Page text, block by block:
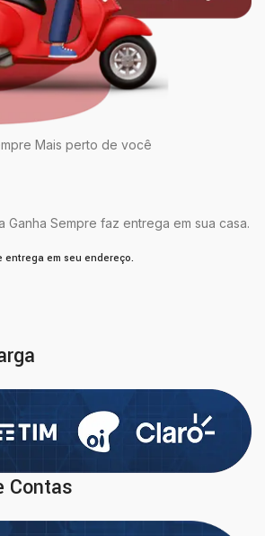
Mais perto de você
Ganha Sempre faz entrega em sua casa.
em seu endereço.
Contas